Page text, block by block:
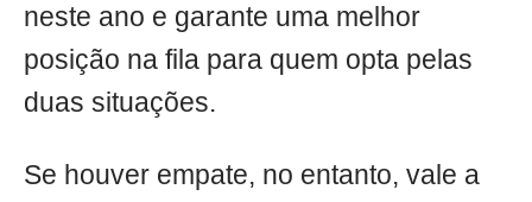
neste ano e garante uma melhor
posição na fila para quem opta pelas
duas situações.
Se houver empate, no entanto, vale a